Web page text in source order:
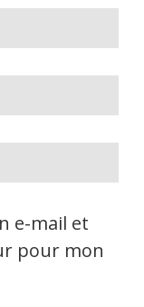
e-mail et
pour mon